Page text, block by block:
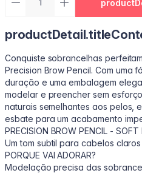
Conquiste sobrancelhas
Precision Brow Pencil. Com uma
duração e uma embalagem
modelar e preencher sem
naturais semelhantes aos pelos,
esbate para um acabamento
PRECISION BROW PENCIL - SOFT
Um tom subtil para cabelos
PORQUE VAI ADORAR?
Modelação precisa das